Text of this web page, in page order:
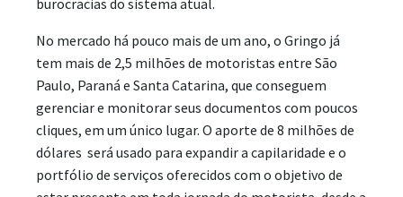
burocracias do sistema atual.
No mercado há pouco mais de um ano, o Gringo já
tem mais de 2,5 milhões de motoristas entre São
Paulo, Paraná e Santa Catarina, que conseguem
gerenciar e monitorar seus documentos com poucos
cliques, em um único lugar. O aporte de 8 milhões de
dólares será usado para expandir a capilaridade e o
portfólio de serviços oferecidos com o objetivo de